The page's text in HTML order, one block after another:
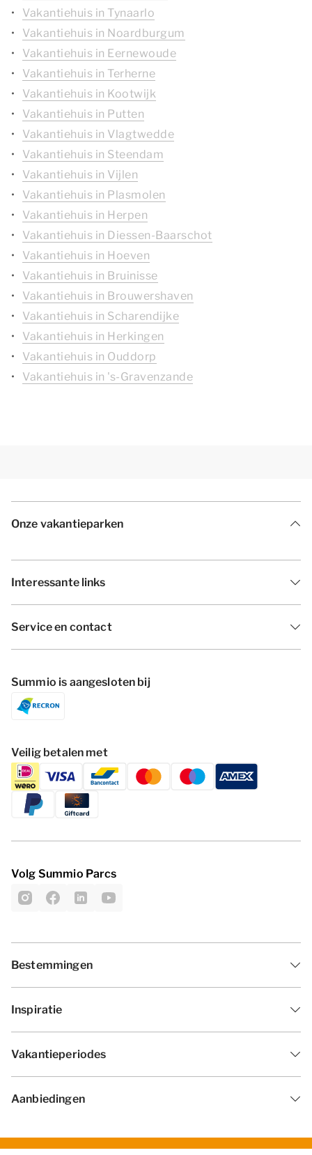
Vakantiehuis in Tynaarlo
Vakantiehuis in Noardburgum
Vakantiehuis in Eernewoude
Vakantiehuis in Terherne
Vakantiehuis in Kootwijk
Vakantiehuis in Putten
Vakantiehuis in Vlagtwedde
Vakantiehuis in Steendam
Vakantiehuis in Vijlen
Vakantiehuis in Plasmolen
Vakantiehuis in Herpen
Vakantiehuis in Diessen-Baarschot
Vakantiehuis in Hoeven
Vakantiehuis in Bruinisse
Vakantiehuis in Brouwershaven
Vakantiehuis in Scharendijke
Vakantiehuis in Herkingen
Vakantiehuis in Ouddorp
Vakantiehuis in 's-Gravenzande
Onze vakantieparken
Interessante links
Service en contact
Summio is aangesloten bij
Veilig betalen met
Volg Summio Parcs
Bestemmingen
Inspiratie
Vakantieperiodes
Aanbiedingen